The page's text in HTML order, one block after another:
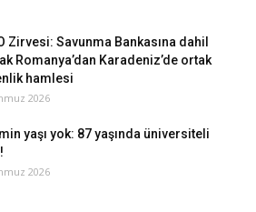
Zirvesi: Savunma Bankasına dahil
Romanya’dan Karadeniz’de ortak
hamlesi
2026
yaşı yok: 87 yaşında üniversiteli
2026